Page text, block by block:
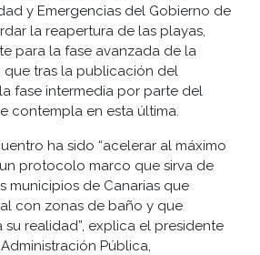
y Emergencias del Gobierno de
la reapertura de las playas,
para la fase avanzada de la
que tras la publicación del
fase intermedia por parte del
contempla en esta última.
ha sido “acelerar al máximo
protocolo marco que sirva de
municipios de Canarias que
con zonas de baño y que
realidad”, explica el presidente
Pública,